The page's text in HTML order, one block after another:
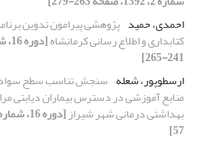
احمدی، حمید پژوهشی پیرامون تدوین
کتابداری و اطلاع رسانی کرمانشاه
241-265]
ارسطوپور، شعله سنجش تناسب سطح سواد
منابع آموزشی در دسترس بیماران دیابتی
بهداشتی درمانی شهر شیراز
57]